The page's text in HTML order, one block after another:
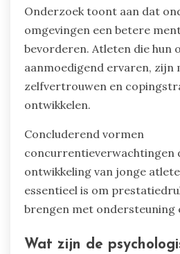
Onderzoek toont aan dat
omgevingen een betere
bevorderen. Atleten die hun
aanmoedigend ervaren, zijn
zelfvertrouwen en
ontwikkelen.
Concluderend vormen
concurrentieverwachtingen
ontwikkeling van jonge
essentieel is om
brengen met ondersteuning
Wat zijn de